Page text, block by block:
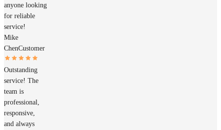
anyone looking
for reliable
service!
Mike
ChenCustomer
Outstanding
service! The
team is
professional,
responsive,
and always